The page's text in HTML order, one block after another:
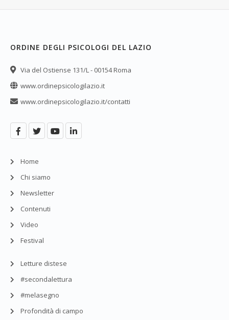
ORDINE DEGLI PSICOLOGI DEL LAZIO
Via del Ostiense 131/L - 00154 Roma
www.ordinepsicologilazio.it
www.ordinepsicologilazio.it/contatti
Home
Chi siamo
Newsletter
Contenuti
Video
Festival
Letture distese
#secondalettura
#melasegno
Profondità di campo